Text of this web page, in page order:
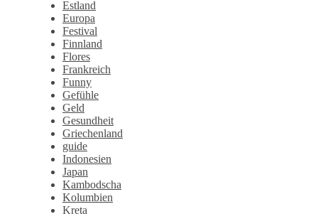
Estland
Europa
Festival
Finnland
Flores
Frankreich
Funny
Gefühle
Geld
Gesundheit
Griechenland
guide
Indonesien
Japan
Kambodscha
Kolumbien
Kreta